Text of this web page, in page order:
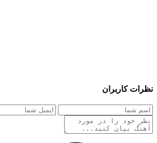
نظرات کاربران